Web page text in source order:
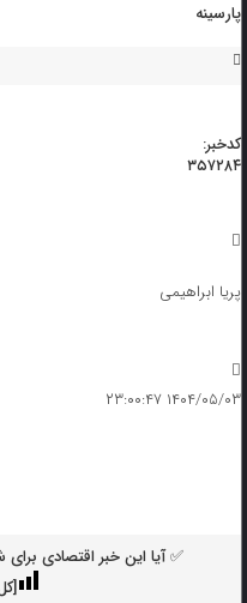
پارسینه
کدخبر:
۳۵۷۲۸۴
پریا ابراهیمی
۱۴۰۴/۰۵/۰۳ ۲۳:۰۰:۴۷
✅ آیا این خبر اقتصادی برای